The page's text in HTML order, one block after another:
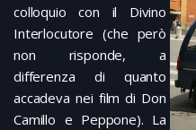
colloquio con il Divino
Interlocutore (che però
non risponde, a
differenza di quanto
accadeva nei film di Don
Camillo e Peppone). La